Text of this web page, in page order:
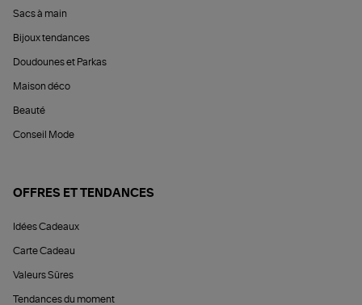
Sacs à main
Bijoux tendances
Doudounes et Parkas
Maison déco
Beauté
Conseil Mode
OFFRES ET TENDANCES
Idées Cadeaux
Carte Cadeau
Valeurs Sûres
Tendances du moment